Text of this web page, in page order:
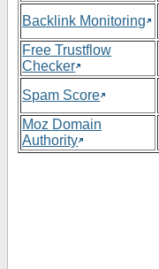
Backlink Monitoring
Free Trustflow
Checker
Spam Score
Moz Domain
Authority